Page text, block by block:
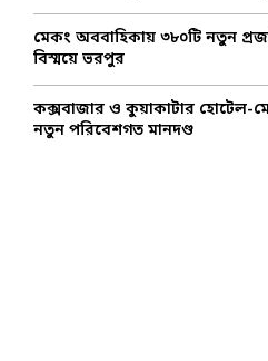
মেকং অববাহিকায় ৩৮০টি নতুন
বিস্ময়ে ভরপুর
কক্সবাজার ও কুয়াকাটার হোটেল-
নতুন পরিবেশগত মানদণ্ড